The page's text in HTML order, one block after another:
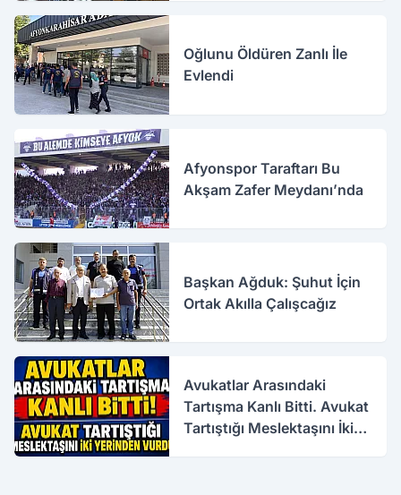
Oğlunu Öldüren Zanlı İle
Evlendi
Afyonspor Taraftarı Bu
Akşam Zafer Meydanı’nda
Başkan Ağduk: Şuhut İçin
Ortak Akılla Çalışcağız
Avukatlar Arasındaki
Tartışma Kanlı Bitti. Avukat
Tartıştığı Meslektaşını İki